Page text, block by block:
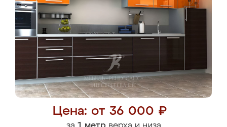
Цена: от 36 000 ₽